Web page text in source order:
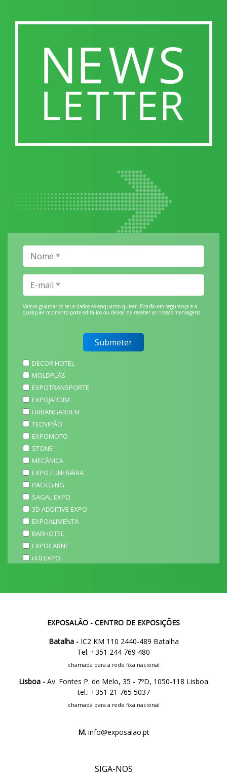
Vamos guardar os seus dados só enquanto quiser. Ficarão em segurança e a
qualquer momento pode editá-los ou deixar de receber as nossas mensagens.
DECOR HOTEL
MOLDPLÁS
EXPOTRANSPORTE
EXPOJARDIM
URBANGARDEN
TECNIPÃO
EXPOMOTO
STONE
MECÂNICA
EXPO FUNERÁRIA
PACKGING
SAGAL EXPO
3D ADDITIVE EXPO
EXPOALIMENTA
BARHOTEL
EXPOCARNE
i4.0 EXPO
EXPOSALÃO - CENTRO DE EXPOSIÇÕES
Batalha -IC2 KM 110 2440-489 Batalha
Tel. +351 244 769 480
chamada para a rede fixa nacional
Lisboa - Av. Fontes P. de Melo, 35 - 7ºD, 1050-118 Lisboa
tel.: +351 21 765 5037
chamada para a rede fixa nacional
M.info@exposalao.pt
SIGA-NOS